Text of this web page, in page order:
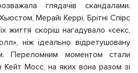
глядачів скандалами.
Мерайі Керрі, Брітні Спірс
життя скоріш нагадувало «секс,
ніж ідеально відретушовану
Переломним моментом стали
Кейт Мосс, на яких вона разом зі